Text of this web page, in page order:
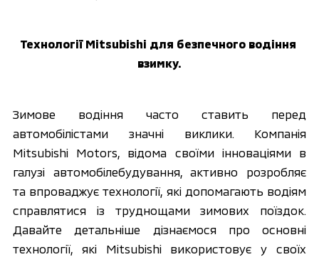
Технології Mitsubishi для безпечного водіння
взимку.
Зимове водіння часто ставить перед
автомобілістами значні виклики. Компанія
Mitsubishi Motors, відома своїми інноваціями в
галузі автомобілебудування, активно розробляє
та впроваджує технології, які допомагають водіям
справлятися із труднощами зимових поїздок.
Давайте детальніше дізнаємося про основні
технології, які Mitsubishi використовує у своїх